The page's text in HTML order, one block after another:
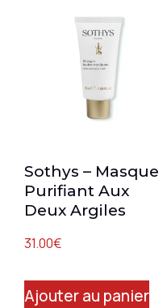
Sothys – Masque
Purifiant Aux
Deux Argiles
31.00€
Ajouter au panier